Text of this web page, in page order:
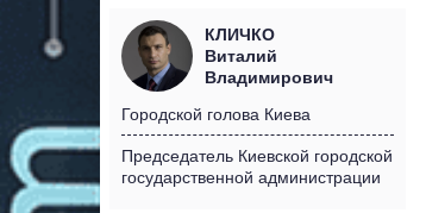
КЛИЧКО
Виталий
Владимирович
Городской голова Киева
Председатель Киевской городской
государственной администрации